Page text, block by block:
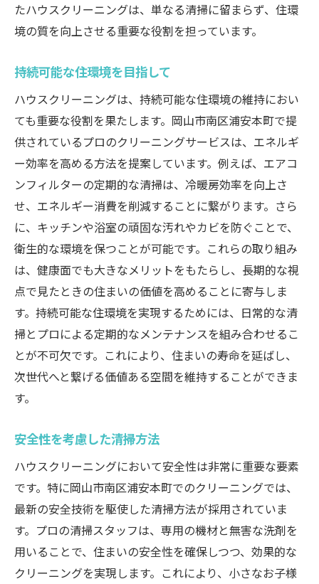
たハウスクリーニングは、単なる清掃に留まらず、住環
境の質を向上させる重要な役割を担っています。
持続可能な住環境を目指して
ハウスクリーニングは、持続可能な住環境の維持におい
ても重要な役割を果たします。岡山市南区浦安本町で提
供されているプロのクリーニングサービスは、エネルギ
ー効率を高める方法を提案しています。例えば、エアコ
ンフィルターの定期的な清掃は、冷暖房効率を向上さ
せ、エネルギー消費を削減することに繋がります。さら
に、キッチンや浴室の頑固な汚れやカビを防ぐことで、
衛生的な環境を保つことが可能です。これらの取り組み
は、健康面でも大きなメリットをもたらし、長期的な視
点で見たときの住まいの価値を高めることに寄与しま
す。持続可能な住環境を実現するためには、日常的な清
掃とプロによる定期的なメンテナンスを組み合わせるこ
とが不可欠です。これにより、住まいの寿命を延ばし、
次世代へと繋げる価値ある空間を維持することができま
す。
安全性を考慮した清掃方法
ハウスクリーニングにおいて安全性は非常に重要な要素
です。特に岡山市南区浦安本町でのクリーニングでは、
最新の安全技術を駆使した清掃方法が採用されていま
す。プロの清掃スタッフは、専用の機材と無害な洗剤を
用いることで、住まいの安全性を確保しつつ、効果的な
クリーニングを実現します。これにより、小さなお子様